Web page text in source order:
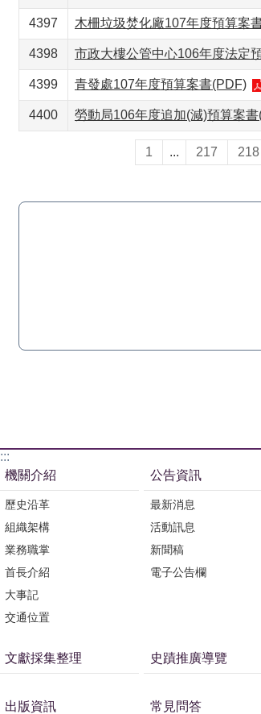
4397 木柵垃圾焚化廠107年度預算案
4398 市政大樓公管中心106年度法定
4399 青發處107年度預算案書(PDF)
4400 勞動局106年度追加(減)預算案
1 ... 217 218
:::
機關介紹
歷史沿革
組織架構
業務職掌
首長介紹
大事記
交通位置
公告資訊
最新消息
活動訊息
新聞稿
電子公告欄
文獻採集整理 史蹟推廣導覽
出版資訊 常見問答